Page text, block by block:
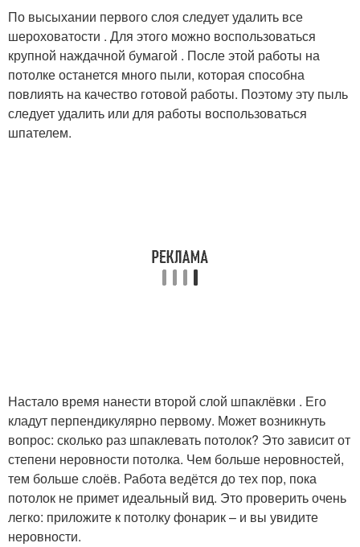
По высыхании первого слоя следует удалить все
шероховатости . Для этого можно воспользоваться
крупной наждачной бумагой . После этой работы на
потолке останется много пыли, которая способна
повлиять на качество готовой работы. Поэтому эту пыль
следует удалить или для работы воспользоваться
шпателем.
Настало время нанести второй слой шпаклёвки . Его
кладут перпендикулярно первому. Может возникнуть
вопрос: сколько раз шпаклевать потолок? Это зависит от
степени неровности потолка. Чем больше неровностей,
тем больше слоёв. Работа ведётся до тех пор, пока
потолок не примет идеальный вид. Это проверить очень
легко: приложите к потолку фонарик – и вы увидите
неровности.